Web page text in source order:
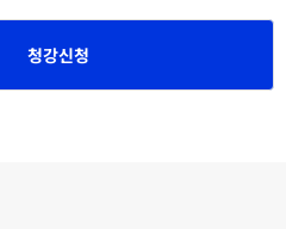
청강신청